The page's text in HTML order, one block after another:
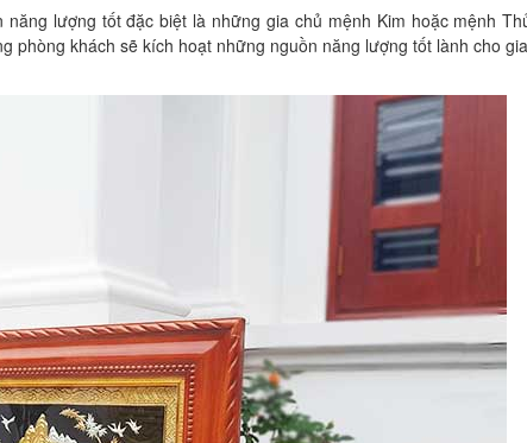
lượng tốt đặc biệt là những gia chủ mệnh Kim hoặc mệnh
khách sẽ kích hoạt những nguồn năng lượng tốt lành cho